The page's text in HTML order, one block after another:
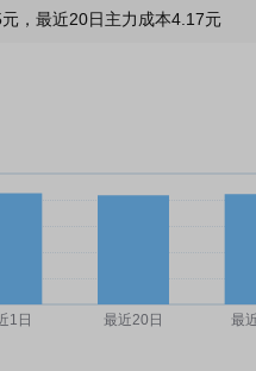
，最近20日主力成本4.17元